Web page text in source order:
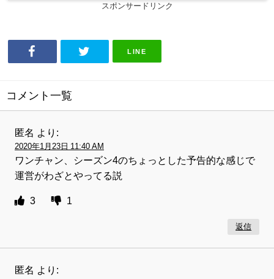
スポンサードリンク
LINE
コメント一覧
匿名 より:
2020年1月23日 11:40 AM
ワンチャン、シーズン4のちょっとした予告的な感じで
運営がわざとやってる説
3 1
返信
匿名 より: